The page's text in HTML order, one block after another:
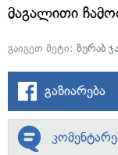
მაგალითი
გაიგეთ მეტი: ზურაბ
გაზიარება